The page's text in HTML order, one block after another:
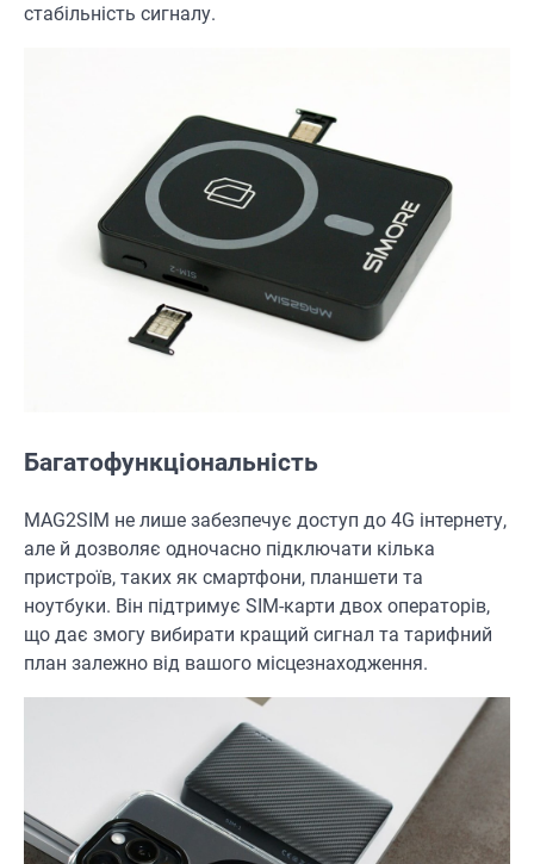
стабільність сигналу.
Багатофункціональність
MAG2SIM не лише забезпечує доступ до 4G інтернету,
але й дозволяє одночасно підключати кілька
пристроїв, таких як смартфони, планшети та
ноутбуки. Він підтримує SIM-карти двох операторів,
що дає змогу вибирати кращий сигнал та тарифний
план залежно від вашого місцезнаходження.